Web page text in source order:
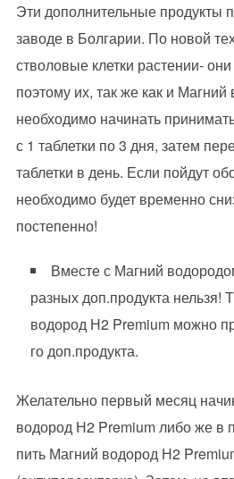
Эти дополнительные продукты
заводе в Болгарии. По новой
стволовые клетки растении-
поэтому их, так же как и
необходимо начинать
с 1 таблетки по 3 дня, затем
таблетки в день. Если пойдут
необходимо будет временно
постепенно!
Вместе с Магний
разных доп.продукта нельзя!
водород Н2 Premium можно
го доп.продукта.
Желательно первый месяц
водород Н2 Premium либо же
пить Магний водород Н2